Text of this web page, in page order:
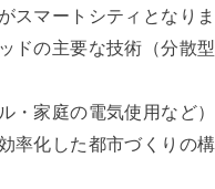
マートシティとなりま
ドの主要な技術（分散
家庭の電気使用など）
化した都市づくりの構